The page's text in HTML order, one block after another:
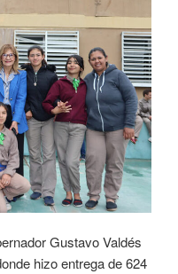
Gustavo Valdés
hizo entrega de 624